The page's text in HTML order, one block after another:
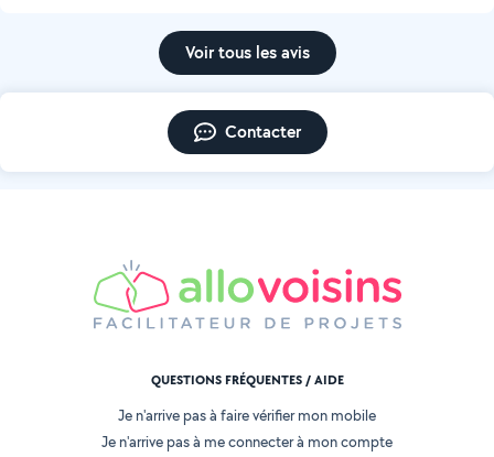
Voir tous les avis
Contacter
QUESTIONS FRÉQUENTES / AIDE
Je n'arrive pas à faire vérifier mon mobile
Je n'arrive pas à me connecter à mon compte